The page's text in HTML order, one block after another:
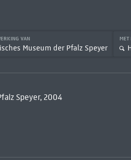
VAN
Museum der Pfalz Speyer
MET
Speyer, 2004